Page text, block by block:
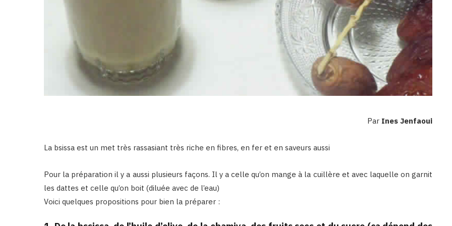
Par Ines Jenfaoui
La bsissa est un met très rassasiant très riche en fibres, en fer et en saveurs aussi
Pour la préparation il y a aussi plusieurs façons. Il y a celle qu’on mange à la cuillère et avec laquelle on garnit
les dattes et celle qu’on boit (diluée avec de l’eau)
Voici quelques propositions pour bien la préparer :